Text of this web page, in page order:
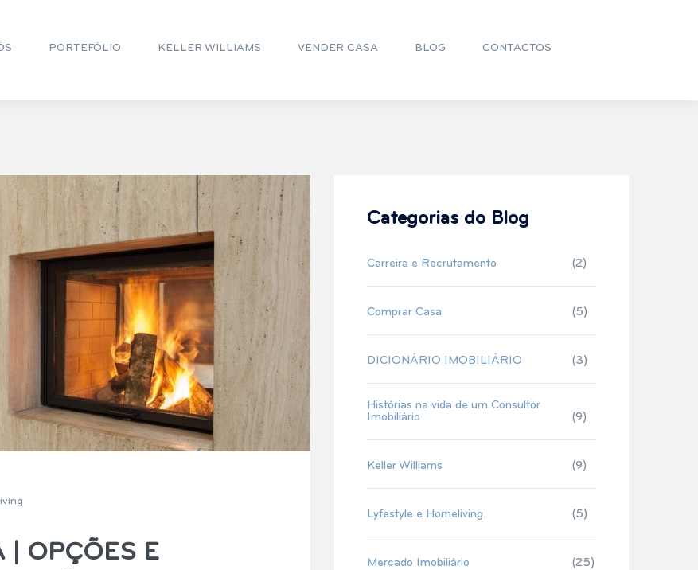
PORTEFÓLIO KELLER WILLIAMS VENDER CASA BLOG CONTACTOS
| OPÇÕES E
Categorias do Blog
Carreira e Recrutamento (2)
Comprar Casa (5)
DICIONÁRIO IMOBILIÁRIO (3)
Histórias na vida de um Consultor
Imobiliário
(9)
Keller Williams (9)
Lyfestyle e Homeliving (5)
Mercado Imobiliário (25)